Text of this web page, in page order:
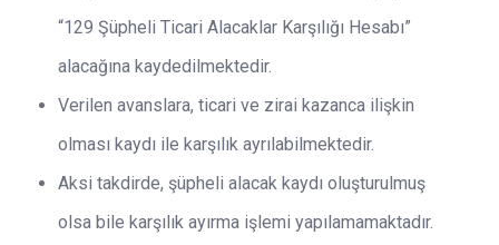
“129 Şüpheli Ticari Alacaklar Karşılığı Hesabı”
alacağına kaydedilmektedir.
Verilen avanslara, ticari ve zirai kazanca ilişkin
olması kaydı ile karşılık ayrılabilmektedir.
Aksi takdirde, şüpheli alacak kaydı oluşturulmuş
olsa bile karşılık ayırma işlemi yapılamamaktadır.